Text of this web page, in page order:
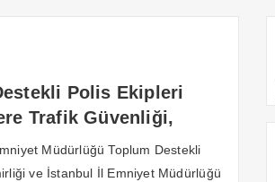
Polis Ekipleri
Trafik Güvenliği,
Alanları ve 112
Hakkında
Müdürlüğü Toplum Destekli
ve İstanbul İl Emniyet Müdürlüğü